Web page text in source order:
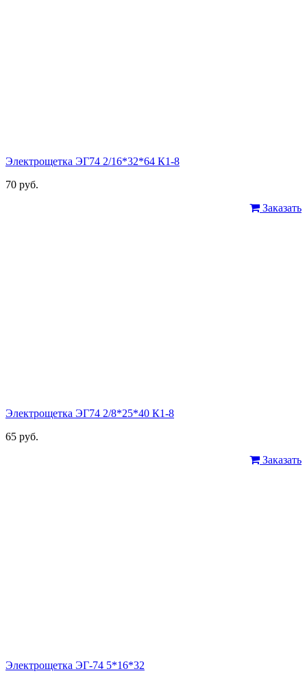
Электрощетка ЭГ74 2/16*32*64 К1-8
70 руб.
Заказать
Электрощетка ЭГ74 2/8*25*40 К1-8
65 руб.
Заказать
Электрощетка ЭГ-74 5*16*32